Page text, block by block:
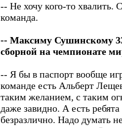
-- Не хочу кого-то хвалить.
команда.
-- Максиму Сушинскому
сборной на чемпионате
-- Я бы в паспорт вообще
команде есть Альберт
таким желанием, с таким
даже завидно. А есть
безразлично. Надо думать